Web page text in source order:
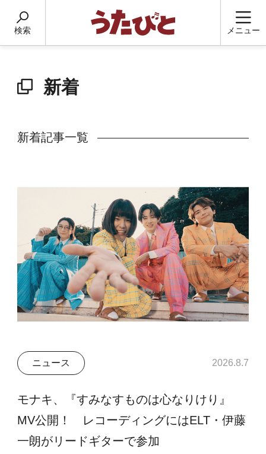
検索 メニュー
新着
新着記事一覧
ニュース 2026.8.7
モナキ、『すみなすものは心なりけり』
MV公開！ レコーディングにはELT・伊藤
一朗がリードギターで参加